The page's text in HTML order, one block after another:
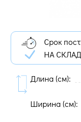
Срок
НА
Длина (cм):
Ширина (cм):